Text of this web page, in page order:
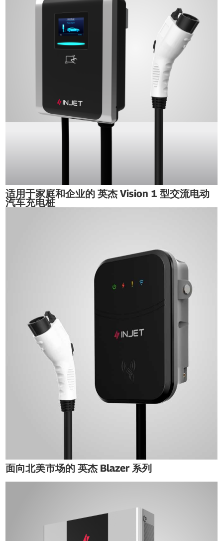
适用于家庭和企业的 英杰 Vision 1 型交流电动
汽车充电桩
面向北美市场的 英杰 Blazer 系列